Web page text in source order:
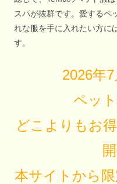
スパが抜群です。愛するペ
れな服を手に入れたい方に
す。
2026年7
ペッ
どこよりもお
本サイトから